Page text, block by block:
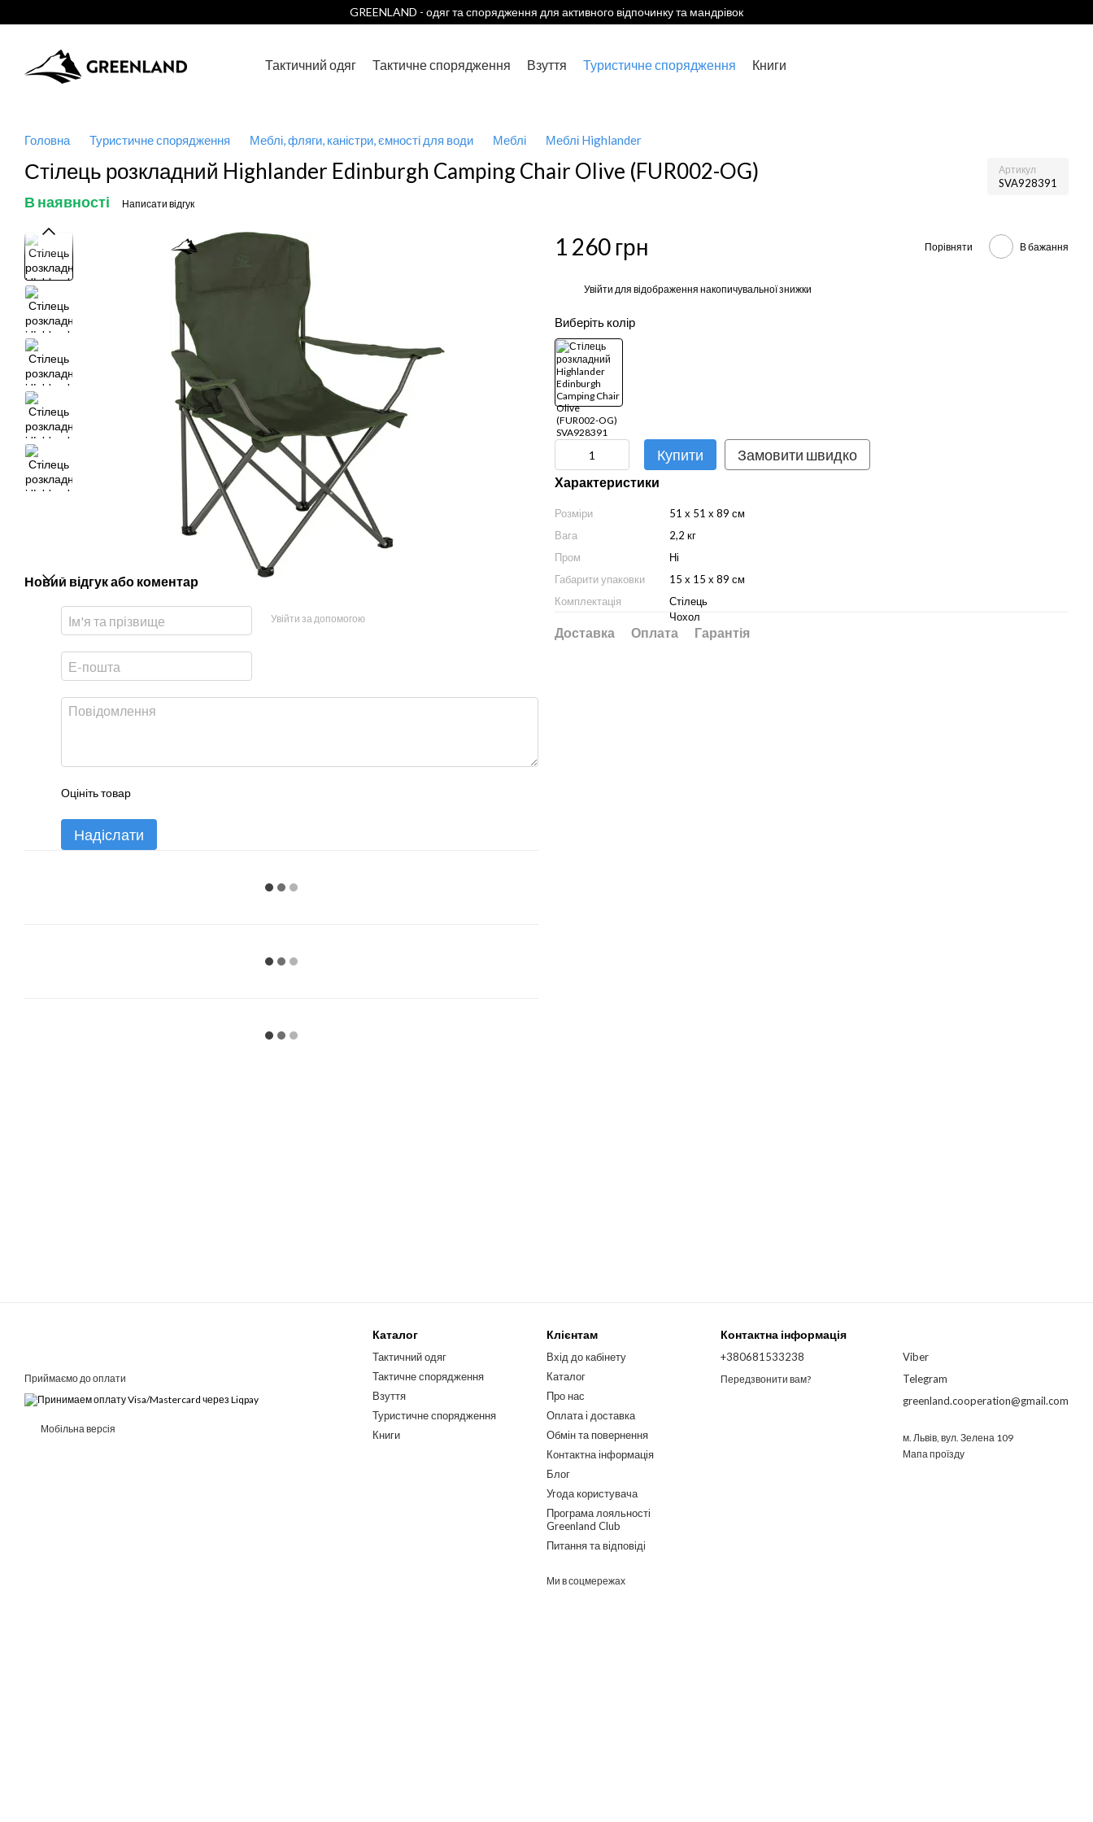
GREENLAND - одяг та спорядження для активного відпочинку та мандрівок
Тактичний одяг Тактичне спорядження Взуття Туристичне спорядження Книги
Головна Туристичне спорядження Меблі, фляги, каністри, ємності для води Меблі Меблі Highlander
Стілець розкладний Highlander Edinburgh Camping Chair Olive (FUR002-OG) Артикул
SVA928391
В наявності Написати відгук
Новий відгук або коментар
Увійти за допомогою
Оцініть товар
Надіслати
1 260 грн Порівняти В бажання
Увійти для відображення накопичувальної знижки
Виберіть колір
Купити Замовити швидко
Характеристики
Розміри
51 х 51 х 89 см
Вага
2,2 кг
Пром
Ні
Габарити упаковки
15 х 15 х 89 см
Комплектація
Стілець
Чохол
Доставка Оплата Гарантія
Приймаємо до оплати
Мобільна версія
Каталог
Тактичний одяг
Тактичне спорядження
Взуття
Туристичне спорядження
Книги
Клієнтам
Вхід до кабінету
Каталог
Про нас
Оплата і доставка
Обмін та повернення
Контактна інформація
Блог
Угода користувача
Програма лояльності
Greenland Club
Питання та відповіді
Ми в соцмережах
Контактна інформація
+380681533238
Передзвонити вам?
Viber
Telegram
greenland.cooperation@gmail.com
м. Львів, вул. Зелена 109
Мапа проїзду